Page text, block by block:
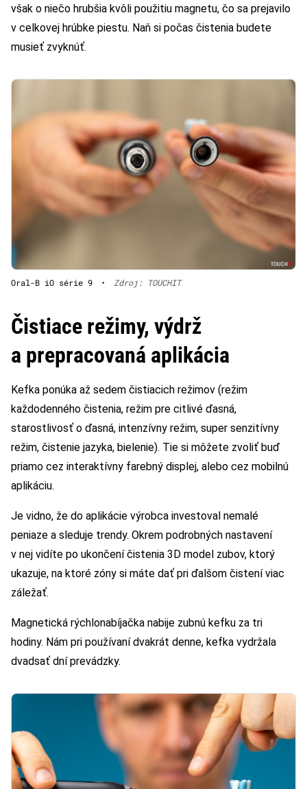
však o niečo hrubšia kvôli použitiu magnetu, čo sa prejavilo
v celkovej hrúbke piestu. Naň si počas čistenia budete
musieť zvyknúť.
Oral-B iO série 9 • Zdroj: TOUCHIT
Čistiace režimy, výdrž
a prepracovaná aplikácia
Kefka ponúka až sedem čistiacich režimov (režim
každodenného čistenia, režim pre citlivé ďasná,
starostlivosť o ďasná, intenzívny režim, super senzitívny
režim, čistenie jazyka, bielenie). Tie si môžete zvoliť buď
priamo cez interaktívny farebný displej, alebo cez mobilnú
aplikáciu.
Je vidno, že do aplikácie výrobca investoval nemalé
peniaze a sleduje trendy. Okrem podrobných nastavení
v nej vidíte po ukončení čistenia 3D model zubov, ktorý
ukazuje, na ktoré zóny si máte dať pri ďalšom čistení viac
záležať.
Magnetická rýchlonabíjačka nabije zubnú kefku za tri
hodiny. Nám pri používaní dvakrát denne, kefka vydržala
dvadsať dní prevádzky.